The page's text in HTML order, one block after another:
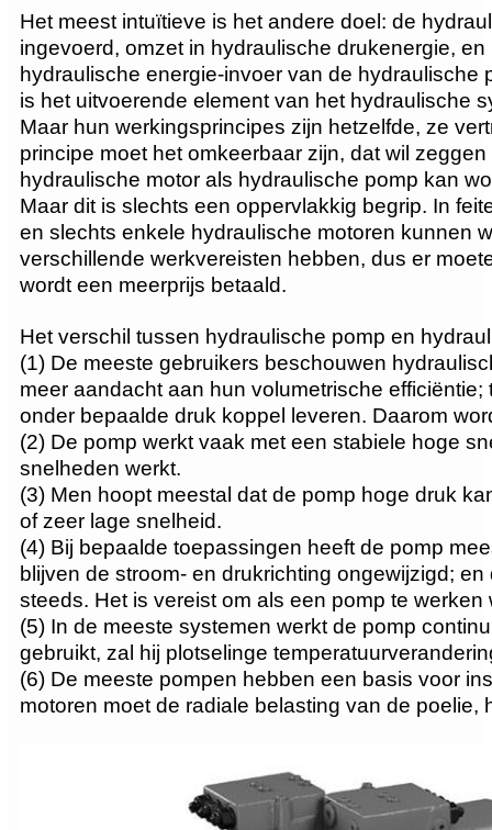
Het meest intuïtieve is het andere doel: de
ingevoerd, omzet in hydraulische drukenergie,
hydraulische energie-invoer van de hydraulische
is het uitvoerende element van het hydraulische
Maar hun werkingsprincipes zijn hetzelfde, ze
principe moet het omkeerbaar zijn, dat wil
hydraulische motor als hydraulische pomp kan
Maar dit is slechts een oppervlakkig begrip. In
en slechts enkele hydraulische motoren kunnen
verschillende werkvereisten hebben, dus er
wordt een meerprijs betaald.
Het verschil tussen hydraulische pomp en
(1) De meeste gebruikers beschouwen
meer aandacht aan hun volumetrische
onder bepaalde druk koppel leveren. Daarom
(2) De pomp werkt vaak met een stabiele hoge
snelheden werkt.
(3) Men hoopt meestal dat de pomp hoge druk
of zeer lage snelheid.
(4) Bij bepaalde toepassingen heeft de pomp
blijven de stroom- en drukrichting ongewijzigd;
steeds. Het is vereist om als een pomp te
(5) In de meeste systemen werkt de pomp
gebruikt, zal hij plotselinge
(6) De meeste pompen hebben een basis voor
motoren moet de radiale belasting van de